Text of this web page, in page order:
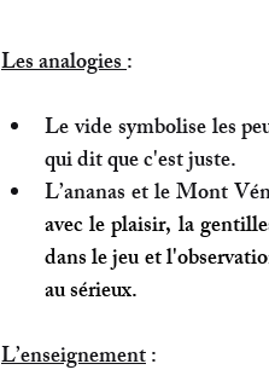
Les analogies :
Le vide symbolise les
qui dit que c'est juste.
L’ananas et le Mont
avec le plaisir, la
dans le jeu et
au sérieux.
L’enseignement :